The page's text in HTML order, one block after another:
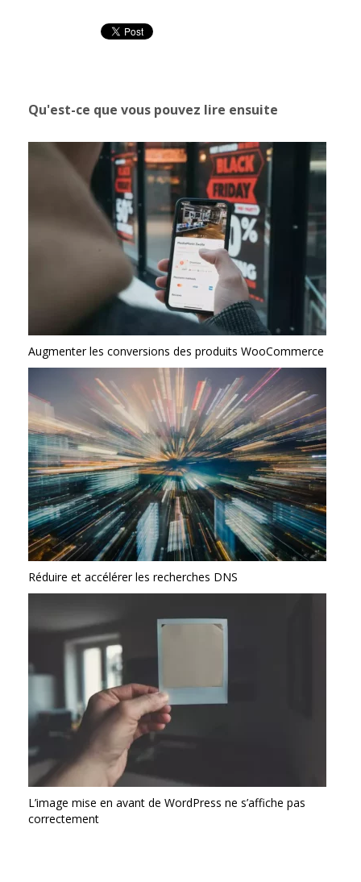
Qu'est-ce que vous pouvez lire ensuite
Augmenter les conversions des produits WooCommerce
Réduire et accélérer les recherches DNS
L’image mise en avant de WordPress ne s’affiche pas
correctement